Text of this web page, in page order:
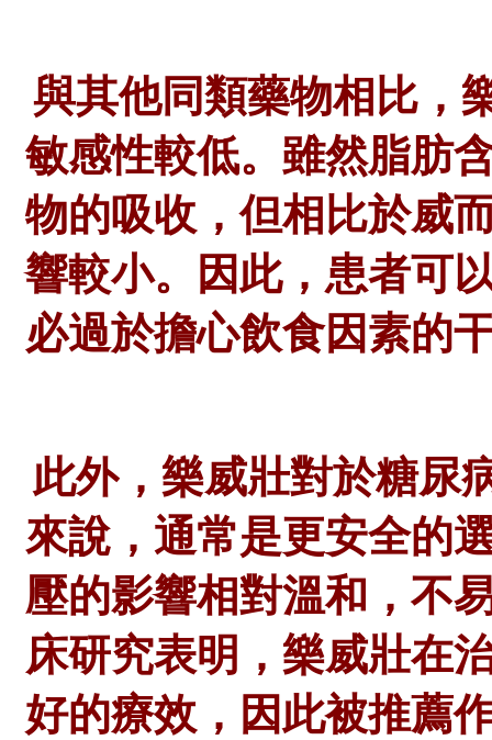
與其他同類藥物相比，
敏感性較低。雖然脂肪
物的吸收，但相比於威
響較小。因此，患者可
必過於擔心飲食因素的
此外，樂威壯對於糖尿
來說，通常是更安全的
壓的影響相對溫和，不
床研究表明，樂威壯在
好的療效，因此被推薦